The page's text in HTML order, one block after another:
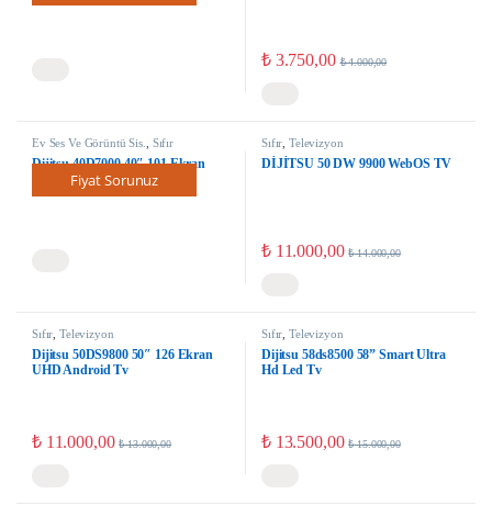
₺3.750,00 ₺4.000,00
Ev Ses Ve Görüntü Sis. Sıfır
Dijitsu 40D7000 40″ 101 Ekran
Uydu Alıcılı Full HD LED TV
Fiyat Sorunuz
Sıfır ,Televizyon
DİJİTSU 50 DW 9900 WebOS TV
₺11.000,00 ₺14.000,00
Sıfır ,Televizyon
Dijitsu 50DS9800 50″ 126 Ekran
UHD Android Tv
₺11.000,00 ₺13.000,00
Sıfır ,Televizyon
Dijitsu 58ds8500 58” Smart Ultra
Hd Led Tv
₺13.500,00 ₺15.000,00